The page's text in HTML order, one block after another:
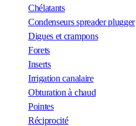
Chélatants
Condenseurs spreader plugger
Digues et crampons
Forets
Inserts
Irrigation canalaire
Obturation à chaud
Pointes
Réciprocité